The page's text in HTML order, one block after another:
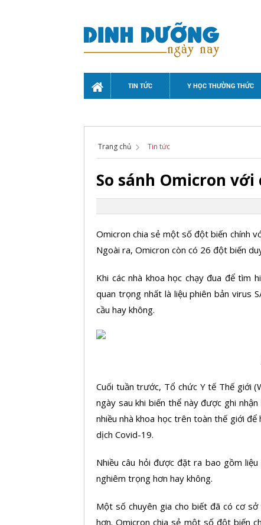
TIN TỨC Y HỌC THƯỜNG THỨC
Trang chủ Tin tức
So sánh Omicron
Omicron chia sẻ một số đột biến chính
Ngoài ra, Omicron còn có 26 đột biến
Khi các nhà khoa học chạy đua để tìm
quan trọng nhất là liệu phiên bản virus
cầu hay không.
Cuối tuần trước, Tổ chức Y tế Thế giới
ngày sau khi biến thể này được ghi
nhiều nhà khoa học trên toàn thế giới
dịch Covid-19.
Nhiều câu hỏi được đặt ra bao gồm
nghiêm trọng hơn hay không.
Một số chuyên gia cho biết đã có cơ
hơn. Omicron chia sẻ một số đột biến